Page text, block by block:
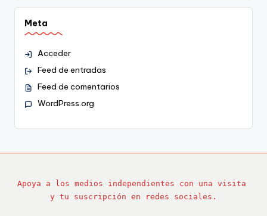
Meta
Acceder
Feed de entradas
Feed de comentarios
WordPress.org
Apoya a los medios independientes con una visita
y tu suscripción en redes sociales.